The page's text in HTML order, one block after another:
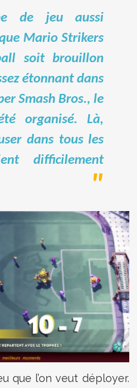
de jeu aussi
Mario Strikers
soit brouillon
étonnant dans
Smash Bros., le
organisé. Là,
dans tous les
difficilement
que l’on veut déployer.